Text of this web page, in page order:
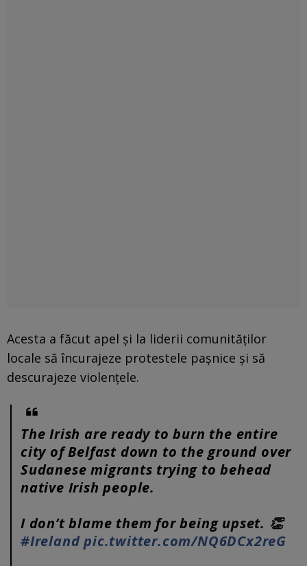
Acesta a făcut apel și la liderii comunităților
locale să încurajeze protestele pașnice și să
descurajeze violențele.
The Irish are ready to burn the entire
city of Belfast down to the ground over
Sudanese migrants trying to behead
native Irish people.
I don’t blame them for being upset. 👏
#Ireland pic.twitter.com/NQ6DCx2reG